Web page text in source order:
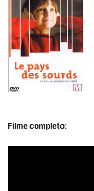
Filme completo: